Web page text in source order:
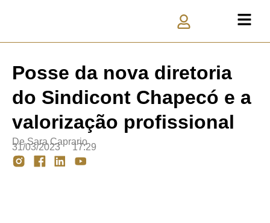
Posse da nova diretoria
do Sindicont Chapecó e a
valorização profissional
DeSara Caprario
31/03/2023 17:29